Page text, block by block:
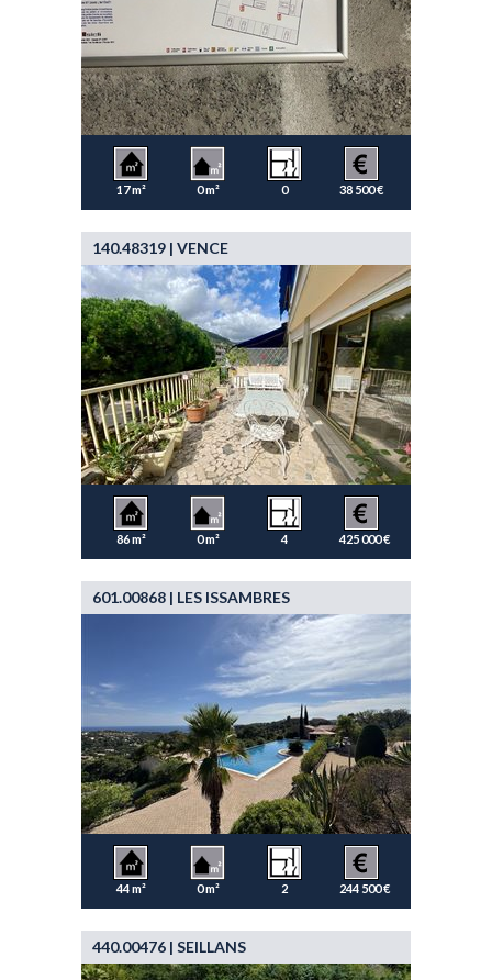
17 m² 0 m² 0 38 500 €
140.48319 | VENCE
86 m² 0 m² 4 425 000 €
601.00868 | LES ISSAMBRES
44 m² 0 m² 2 244 500 €
440.00476 | SEILLANS